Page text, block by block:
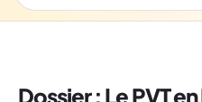
Dossier : Le PVT